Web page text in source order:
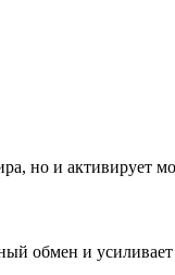
но и активирует
обмен и